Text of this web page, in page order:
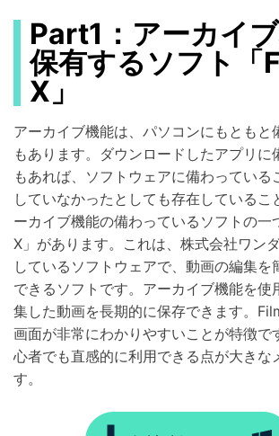
Part1：アーカイ
保有するソフト「
X」
アーカイブ機能は、パソコンにもともと
もあります。ダウンロードしたアプリに
もあれば、ソフトウェアに備わっている
していなかったとしても存在しているこ
ーカイブ機能の備わっているソフトの一
X」があります。これは、株式会社ワン
しているソフトウェアで、動画の編集を
できるソフトです。アーカイブ機能を使
集した動画を長期的に保存できます。
画面が非常にわかりやすいことが特徴で
心者でも直感的に利用できる点が大きな
す。